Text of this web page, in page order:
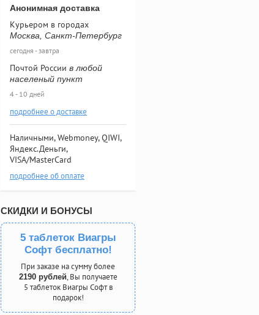
Анонимная доставка
Курьером в городах
Москва, Санкт-Петербург
сегодня - завтра
Почтой России в любой
населеный пункт
4 - 10 дней
подробнее о доставке
Наличными, Webmoney, QIWI,
Яндекс.Деньги,
VISA/MasterCard
подробнее об оплате
СКИДКИ И БОНУСЫ
5 таблеток Виагры
Софт бесплатно!
При заказе на сумму более
2190 рублей, Вы получаете
5 таблеток Виагры Софт в
подарок!